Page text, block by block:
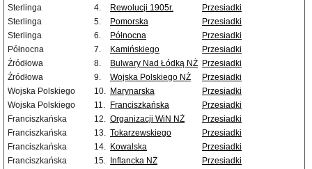
Sterlinga
4. Rewolucji 1905r.
Przesiadki
Sterlinga
5. Pomorska
Przesiadki
Sterlinga
6. Północna
Przesiadki
Północna
7. Kamińskiego
Przesiadki
Źródłowa
8. Bulwary Nad Łódką NŻ Przesiadki
Źródłowa
9. Wojska Polskiego NŻ
Przesiadki
Wojska Polskiego
10. Marynarska
Przesiadki
Wojska Polskiego
11. Franciszkańska
Przesiadki
Franciszkańska
12. Organizacji WiN NŻ
Przesiadki
Franciszkańska
13. Tokarzewskiego
Przesiadki
Franciszkańska
14. Kowalska
Przesiadki
Franciszkańska
15. Inflancka NŻ
Przesiadki